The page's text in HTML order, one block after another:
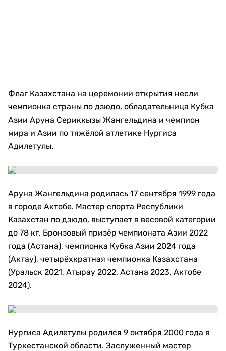
Флаг Казахстана на церемонии открытия несли
чемпионка страны по дзюдо, обладательница Кубка
Азии Аруна Сериккызы Жангельдина и чемпион
мира и Азии по тяжёлой атлетике Нургиса
Адилетулы.
Аруна Жангельдина родилась 17 сентября 1999 года
в городе Актобе. Мастер спорта Республики
Казахстан по дзюдо, выступает в весовой категории
до 78 кг. Бронзовый призёр чемпионата Азии 2022
года (Астана), чемпионка Кубка Азии 2024 года
(Актау), четырёхкратная чемпионка Казахстана
(Уральск 2021, Атырау 2022, Астана 2023, Актобе
2024).
Нургиса Адилетулы родился 9 октября 2000 года в
Туркестанской области. Заслуженный мастер